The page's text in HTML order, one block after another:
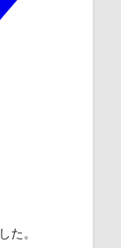
た。